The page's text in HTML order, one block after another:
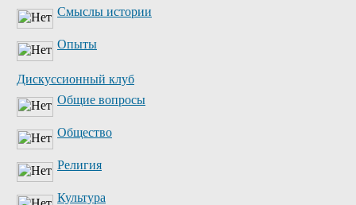
Смыслы истории
Опыты
Дискуссионный клуб
Общие вопросы
Общество
Религия
Культура